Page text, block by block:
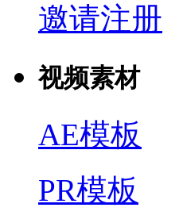
邀请注册
视频素材
AE模板
PR模板